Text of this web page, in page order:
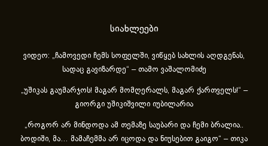
სიახლეები
ვიდეო: „ჩამოვედი ჩემს სოფელში, ვიწყებ სახლის აღდგენას,
სადაც გავიზარდე“ – თამო ვაშალომიძე
„უშიკას გაუმარჯოს! მაგარ მომღერალს, მაგარ ქართველს!“ –
გიორგი უშიკიშვილი იუბილარია
„როგორ არ მინდოდა ამ თემაზე საუბარი და ჩემი ბრალია..
ბოდიში, მა… მამაჩემმა არ იცოდა და ნიუსებით გაიგო“ – თიკა